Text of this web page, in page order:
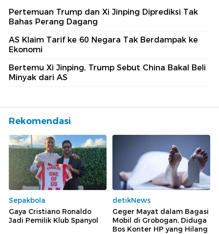
Pertemuan Trump dan Xi Jinping Diprediksi Tak
Bahas Perang Dagang
AS Klaim Tarif ke 60 Negara Tak Berdampak ke
Ekonomi
Bertemu Xi Jinping, Trump Sebut China Bakal Beli
Minyak dari AS
Rekomendasi
Sepakbola
Gaya Cristiano Ronaldo
Jadi Pemilik Klub Spanyol
detikNews
Geger Mayat dalam Bagasi
Mobil di Grobogan, Diduga
Bos Konter HP yang Hilang